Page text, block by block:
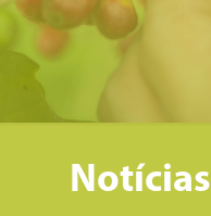
Notícias